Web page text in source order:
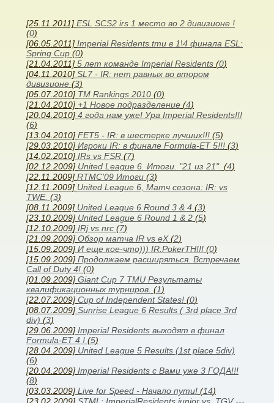
[25.11.2011] ESL SCS2 irs 1 место во 2 дивизионе !
(0)
[06.05.2011] Imperial Residents.tmu в 1\4 финала ESL:
Spring Cup (0)
[21.04.2011] 5 лет команде Imperial Residents (0)
[04.11.2010] SL7 - IR: нет равных во втором
дивизионе (3)
[05.07.2010] TM Rankings 2010 (0)
[21.04.2010] +1 Новое подразделение (4)
[20.04.2010] 4 года нам уже! Ура Imperial Residents!!!
(6)
[13.04.2010] FET5 - IR: в шестерке лучших!!! (5)
[29.03.2010] Игроки IR: в финале Formula-ET 5!!! (3)
[14.02.2010] IRs vs FSR (7)
[02.12.2009] United League 6. Итоги. "21 из 21". (4)
[22.11.2009] RTMC'09 Итоги (3)
[12.11.2009] United League 6, Матч сезона: IR: vs
TWE. (3)
[08.11.2009] United League 6 Round 3 & 4 (3)
[23.10.2009] United League 6 Round 1 & 2 (5)
[12.10.2009] IRj vs nrc (7)
[21.09.2009] Обзор матча IR vs eX(2)
[15.09.2009] И еще кое-что))) IR:PokerTH!!! (0)
[15.09.2009] Продолжаем расширяться. Встречаем
Call of Duty 4! (0)
[01.09.2009] Giant Cup 7 TMU Результаты
квалификационных турниров. (1)
[22.07.2009] Cup of Independent States! (0)
[08.07.2009] Sunrise League 6 Results ( 3rd place 3rd
div) (3)
[29.06.2009] Imperial Residents выходят в финал
Formula-ET 4 ! (5)
[28.04.2009] United League 5 Results (1st place 5div)
(6)
[20.04.2009] Imperial Residents с Вами уже 3 ГОДА!!!
(8)
[03.03.2009] Live for Speed - Начало пути! (14)